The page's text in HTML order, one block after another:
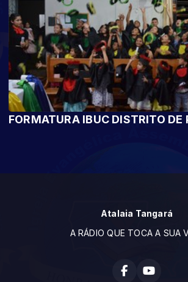
FORMATURA IBUC DISTRITO DE
Atalaia Tangará
A RÁDIO QUE TOCA A SUA